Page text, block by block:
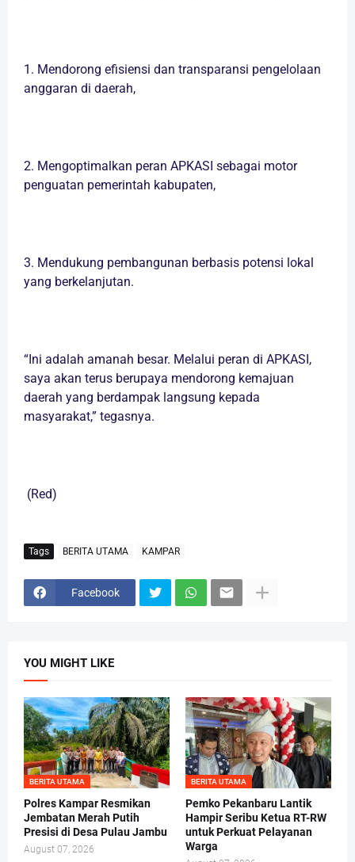
1. Mendorong efisiensi dan transparansi pengelolaan
anggaran di daerah,
2. Mengoptimalkan peran APKASI sebagai motor
penguatan pemerintah kabupaten,
3. Mendukung pembangunan berbasis potensi lokal
yang berkelanjutan.
“Ini adalah amanah besar. Melalui peran di APKASI,
saya akan terus berupaya mendorong kemajuan
daerah yang berdampak langsung kepada
masyarakat,” tegasnya.
(Red)
Tags BERITA UTAMA KAMPAR
Facebook
YOU MIGHT LIKE
BERITA UTAMA
Polres Kampar Resmikan
Jembatan Merah Putih
Presisi di Desa Pulau Jambu
August 07, 2026
BERITA UTAMA
Pemko Pekanbaru Lantik
Hampir Seribu Ketua RT-RW
untuk Perkuat Pelayanan
Warga